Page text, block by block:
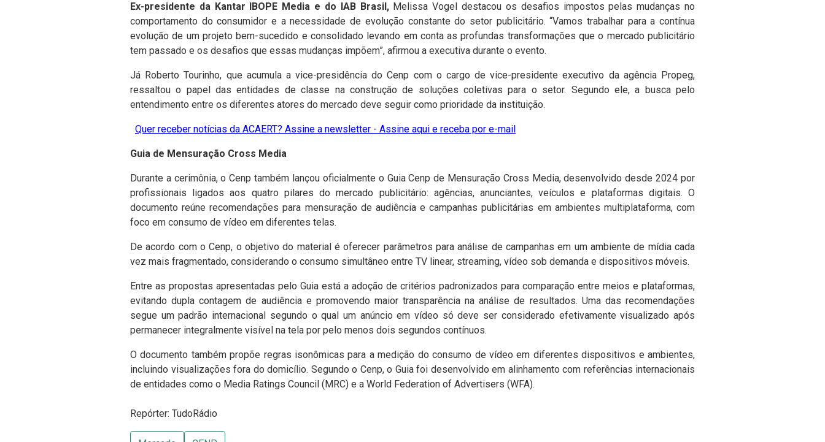
Ex-presidente da Kantar IBOPE Media e do IAB Brasil,Melissa Vogel destacou os desafios impostos pelas mudanças no
comportamento do consumidor e a necessidade de evolução constante do setor publicitário. “Vamos trabalhar para a contínua
evolução de um projeto bem-sucedido e consolidado levando em conta as profundas transformações que o mercado publicitário
tem passado e os desafios que essas mudanças impõem”, afirmou a executiva durante o evento.
Já Roberto Tourinho, que acumula a vice-presidência do Cenp com o cargo de vice-presidente executivo da agência Propeg,
ressaltou o papel das entidades de classe na construção de soluções coletivas para o setor. Segundo ele, a busca pelo
entendimento entre os diferentes atores do mercado deve seguir como prioridade da instituição.
Quer receber notícias da ACAERT? Assine a newsletter - Assine aqui e receba por e-mail
Guia de Mensuração Cross Media
Durante a cerimônia, o Cenp também lançou oficialmente o Guia Cenp de Mensuração Cross Media, desenvolvido desde 2024 por
profissionais ligados aos quatro pilares do mercado publicitário: agências, anunciantes, veículos e plataformas digitais. O
documento reúne recomendações para mensuração de audiência e campanhas publicitárias em ambientes multiplataforma, com
foco em consumo de vídeo em diferentes telas.
De acordo com o Cenp, o objetivo do material é oferecer parâmetros para análise de campanhas em um ambiente de mídia cada
vez mais fragmentado, considerando o consumo simultâneo entre TV linear, streaming, vídeo sob demanda e dispositivos móveis.
Entre as propostas apresentadas pelo Guia está a adoção de critérios padronizados para comparação entre meios e plataformas,
evitando dupla contagem de audiência e promovendo maior transparência na análise de resultados. Uma das recomendações
segue um padrão internacional segundo o qual um anúncio em vídeo só deve ser considerado efetivamente visualizado após
permanecer integralmente visível na tela por pelo menos dois segundos contínuos.
O documento também propõe regras isonômicas para a medição do consumo de vídeo em diferentes dispositivos e ambientes,
incluindo visualizações fora do domicílio. Segundo o Cenp, o Guia foi desenvolvido em alinhamento com referências internacionais
de entidades como o Media Ratings Council (MRC) e a World Federation of Advertisers (WFA).
Repórter: TudoRádio